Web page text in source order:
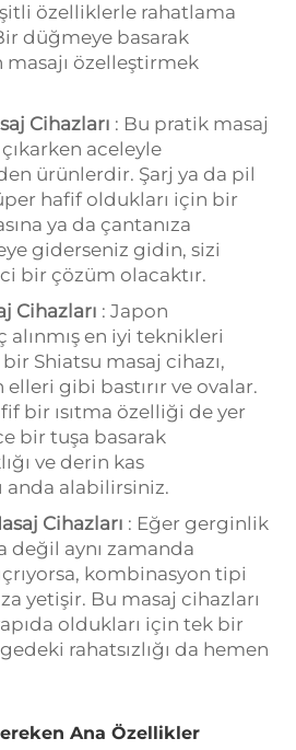
özelliklerle rahatlama
düğmeye basarak
masajı özelleştirmek
Cihazları : Bu pratik masaj
aceleyle
ürünlerdir. Şarj ya da pil
hafif oldukları için bir
ya da çantanıza
giderseniz gidin, sizi
bir çözüm olacaktır.
Cihazları : Japon
alınmış en iyi teknikleri
Shiatsu masaj cihazı,
gibi bastırır ve ovalar.
bir ısıtma özelliği de yer
bir tuşa basarak
ve derin kas
anda alabilirsiniz.
Cihazları : Eğer gerginlik
değil aynı zamanda
kombinasyon tipi
yetişir. Bu masaj cihazları
oldukları için tek bir
rahatsızlığı da hemen
Ana Özellikler